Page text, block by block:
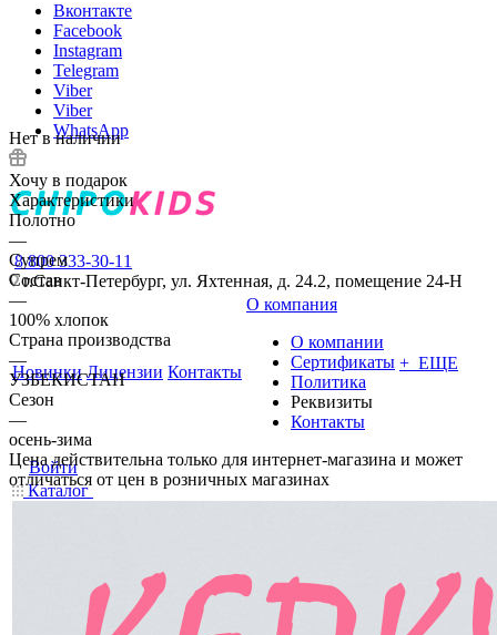
Вконтакте
Facebook
Instagram
Telegram
Viber
Viber
WhatsApp
8 800 333-30-11
г.Санкт-Петербург, ул. Яхтенная, д. 24.2, помещение 24-Н
Новинки Лицензии Контакты
О компания
О компании
Сертификаты
Политика
Реквизиты
Контакты
+ ЕЩЕ
Войти
Каталог
Нет в наличии
Хочу в подарок
Характеристики
Полотно
—
Супрем
Состав
—
100% хлопок
Страна производства
—
УЗБЕКИСТАН
Сезон
—
осень-зима
Цена действительна только для интернет-магазина и может
отличаться от цен в розничных магазинах